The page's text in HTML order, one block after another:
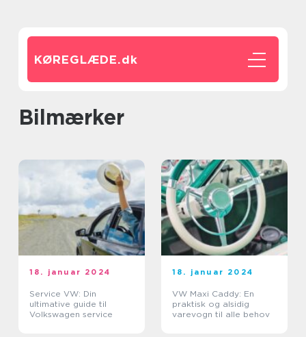
KØREGLÆDE.dk
Bilmærker
18. januar 2024
Service VW: Din
ultimative guide til
Volkswagen service
18. januar 2024
VW Maxi Caddy: En
praktisk og alsidig
varevogn til alle behov